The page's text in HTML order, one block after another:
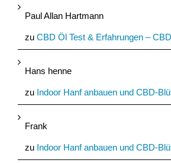
Paul Allan Hartmann
zu CBD Öl Test & Erfahrungen –
Hans henne
zu Indoor Hanf anbauen und CBD-
Frank
zu Indoor Hanf anbauen und CBD-